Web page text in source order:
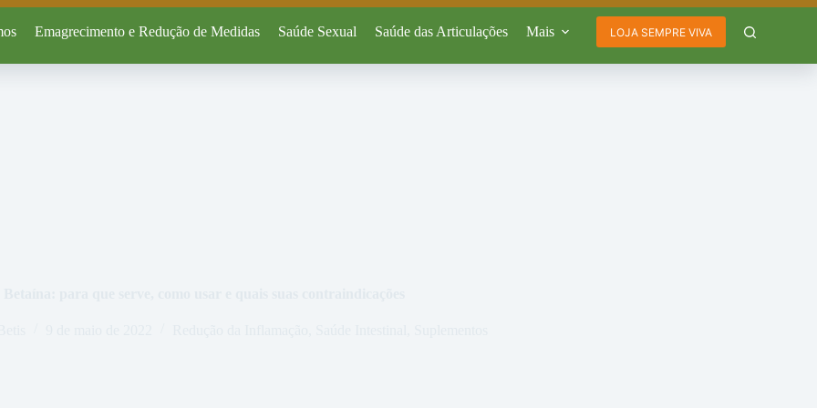
Emagrecimento e Redução de Medidas Saúde Sexual Saúde das Articulações Mais LOJA SEMPRE VIVA